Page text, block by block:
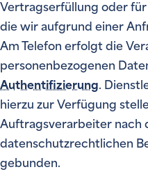
Vertragserfüllung oder
die wir aufgrund einer
Am Telefon erfolgt die
personenbezogenen
Authentifizierung.
hierzu zur Verfügung
Auftragsverarbeiter nach
datenschutzrechtlichen
gebunden.